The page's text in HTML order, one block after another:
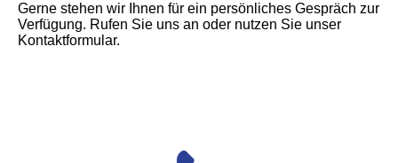
Gerne stehen wir Ihnen für ein persönliches Gespräch zur
Verfügung. Rufen Sie uns an oder nutzen Sie unser
Kontaktformular.